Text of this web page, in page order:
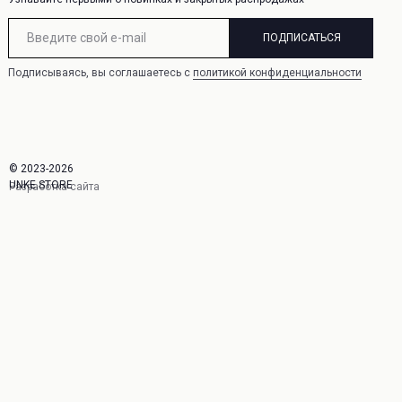
ПОДПИСАТЬСЯ
© 2023-2026
UNKE.STORE
Подписываясь, вы соглашаетесь с политикой конфиденциальности
Разработка сайта